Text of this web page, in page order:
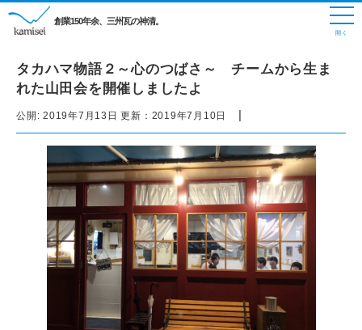
創業150年余、三州瓦の神清。
タカハマ物語２～心のつばさ～ チームから生ま
れた山田会を開催しましたよ
公開: 2019年7月13日 更新： 2019年7月10日 |